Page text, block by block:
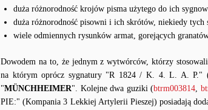
duża różnorodność krojów pisma użytego do ich
duża różnorodność pisowni i ich skrótów, niekiedy tych
wiele odmiennych rysunków armat, gorejących
Dowodem na to, że jednym z wytwórców, którzy
na którym oprócz sygnatury "R 1824 / K. 4. L. A. P."
"MÜNCHHEIMER". Kolejne dwa guziki (btrm003814,
PIE:" (Kompania 3 Lekkiej Artylerii Pieszej) posiadają